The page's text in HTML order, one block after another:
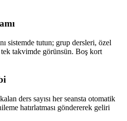
sistemde tutun; grup dersleri, özel
takvimde görünsün. Boş kort
ders sayısı her seansta otomatik
hatırlatması göndererek geliri